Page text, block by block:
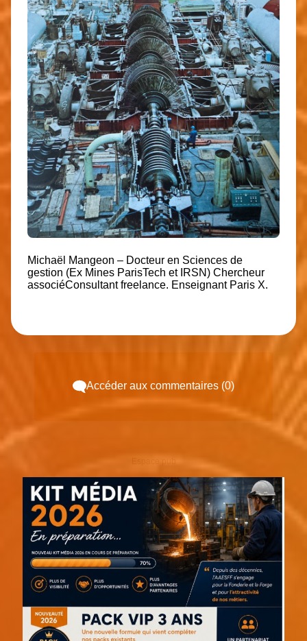
Michaël Mangeon – Docteur en Sciences de
gestion (Ex Mines ParisTech et IRSN) Chercheur
associéConsultant freelance. Enseignant Paris X.
Accéder aux commentaires (0)